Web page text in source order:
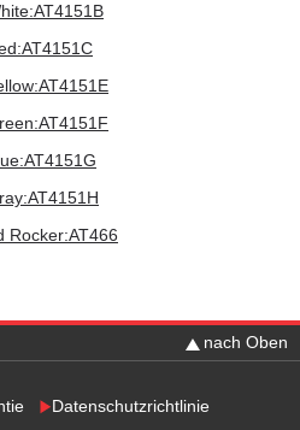
Rocker:AT466
nach Oben
Datenschutzrichtlinie